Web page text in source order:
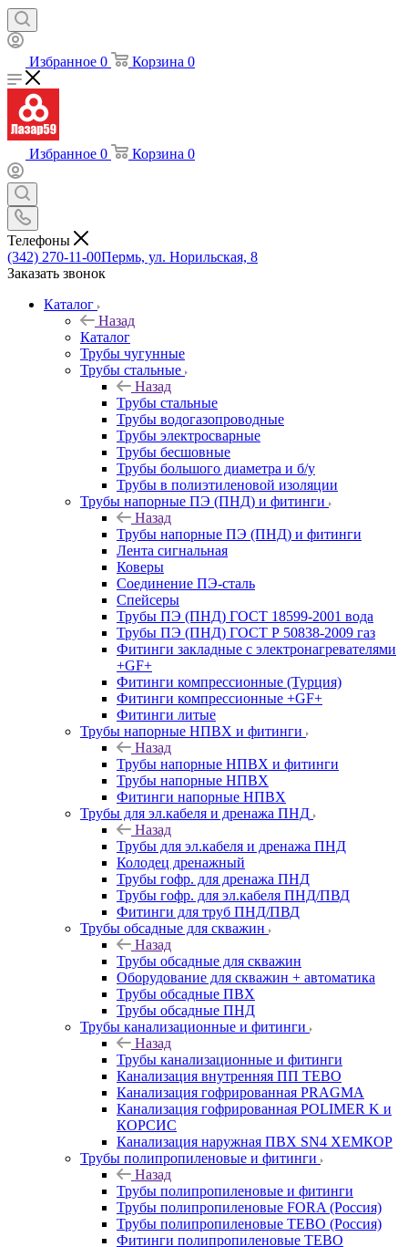
Избранное 0 Корзина 0
Избранное 0 Корзина 0
Телефоны
(342) 270-11-00Пермь, ул. Норильская, 8
Заказать звонок
Каталог
Назад
Каталог
Трубы чугунные
Трубы стальные
Назад
Трубы стальные
Трубы водогазопроводные
Трубы электросварные
Трубы бесшовные
Трубы большого диаметра и б/у
Трубы в полиэтиленовой изоляции
Трубы напорные ПЭ (ПНД) и фитинги
Назад
Трубы напорные ПЭ (ПНД) и фитинги
Лента сигнальная
Коверы
Соединение ПЭ-сталь
Спейсеры
Трубы ПЭ (ПНД) ГОСТ 18599-2001 вода
Трубы ПЭ (ПНД) ГОСТ Р 50838-2009 газ
Фитинги закладные с электронагревателями
+GF+
Фитинги компрессионные (Турция)
Фитинги компрессионные +GF+
Фитинги литые
Трубы напорные НПВХ и фитинги
Назад
Трубы напорные НПВХ и фитинги
Трубы напорные НПВХ
Фитинги напорные НПВХ
Трубы для эл.кабеля и дренажа ПНД
Назад
Трубы для эл.кабеля и дренажа ПНД
Колодец дренажный
Трубы гофр. для дренажа ПНД
Трубы гофр. для эл.кабеля ПНД/ПВД
Фитинги для труб ПНД/ПВД
Трубы обсадные для скважин
Назад
Трубы обсадные для скважин
Оборудование для скважин + автоматика
Трубы обсадные ПВХ
Трубы обсадные ПНД
Трубы канализационные и фитинги
Назад
Трубы канализационные и фитинги
Канализация внутренняя ПП TEBO
Канализация гофрированная PRAGMA
Канализация гофрированная POLIMER K и
КОРСИС
Канализация наружная ПВХ SN4 ХЕМКОР
Трубы полипропиленовые и фитинги
Назад
Трубы полипропиленовые и фитинги
Трубы полипропиленовые FORA (Россия)
Трубы полипропиленовые TEBO (Россия)
Фитинги полипропиленовые TEBO